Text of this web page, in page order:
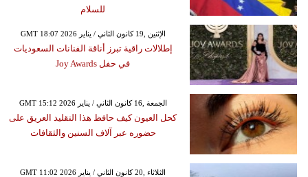
للسلام
GMT 18:07 2026 الإثنين ,19 كانون الثاني / يناير
إطلالات راقية تبرز أناقة الفنانات السعوديات
في حفل Joy Awards
GMT 15:12 2026 الجمعة ,16 كانون الثاني / يناير
كحل العيون كيف حافظ هذا التقليد العريق على
حضوره عبر آلاف السنين والثقافات
GMT 11:02 2026 الثلاثاء ,20 كانون الثاني / يناير